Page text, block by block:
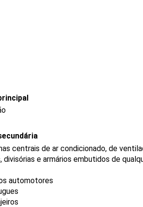
centrais de ar condicionado, de
e armários embutidos de
automotores